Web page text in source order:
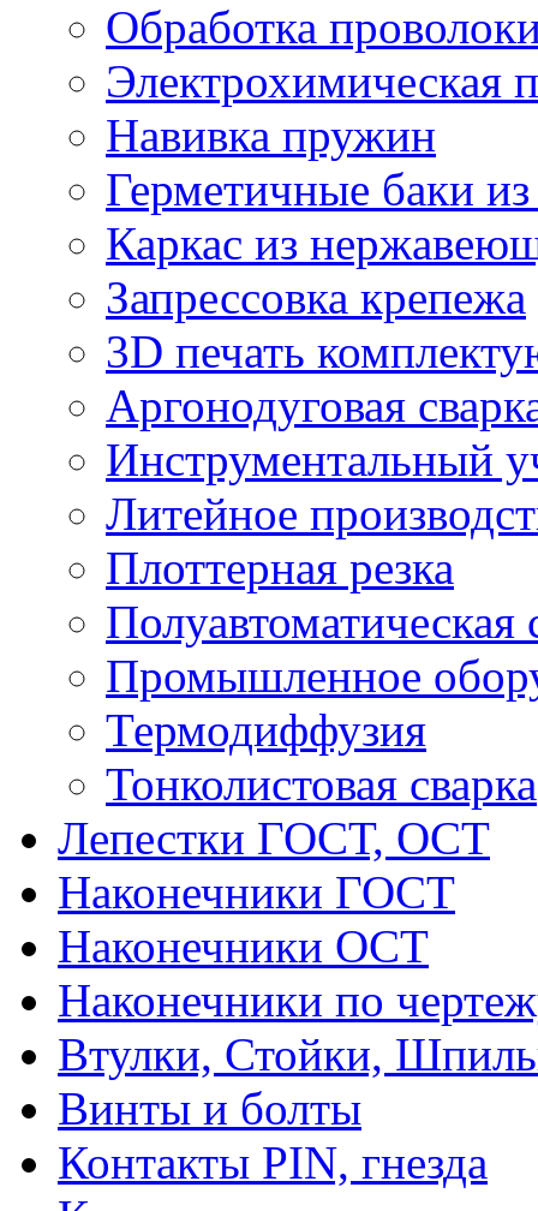
Обработка
Электрохимическая
Навивка пружин
Герметичные баки
Каркас из
Запрессовка крепежа
3D печать
Аргонодуговая
Инструментальный
Литейное
Плоттерная резка
Полуавтоматическая
Промышленное
Термодиффузия
Тонколистовая сварка
Лепестки ГОСТ, ОСТ
Наконечники ГОСТ
Наконечники ОСТ
Наконечники по
Втулки, Стойки,
Винты и болты
Контакты PIN, гнезда